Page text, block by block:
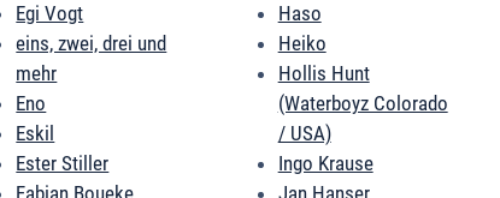
Egi Vogt
eins, zwei, drei und
mehr
Eno
Eskil
Ester Stiller
Haso
Heiko
Hollis Hunt
(Waterboyz Colorado
/ USA)
Ingo Krause